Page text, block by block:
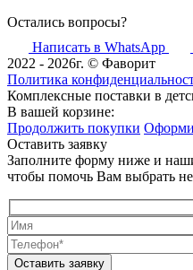
Остались вопросы?
Написать в WhatsApp
2022 - 2026г. © Фаворит
Политика
Комплексные поставки в
В вашей корзине:
Продолжить покупки
Оставить заявку
Заполните форму ниже и
чтобы помочь Вам выбрать
Оставить заявку